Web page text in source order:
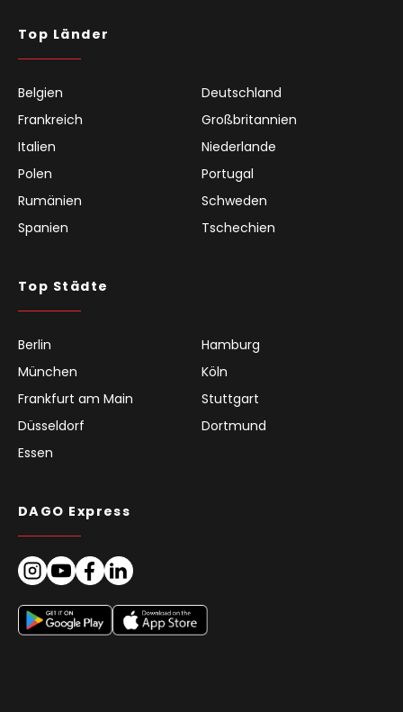
Top Länder
Belgien
Deutschland
Frankreich
Großbritannien
Italien
Niederlande
Polen
Portugal
Rumänien
Schweden
Spanien
Tschechien
Top Städte
Berlin
Hamburg
München
Köln
Frankfurt am Main
Stuttgart
Düsseldorf
Dortmund
Essen
DAGO Express